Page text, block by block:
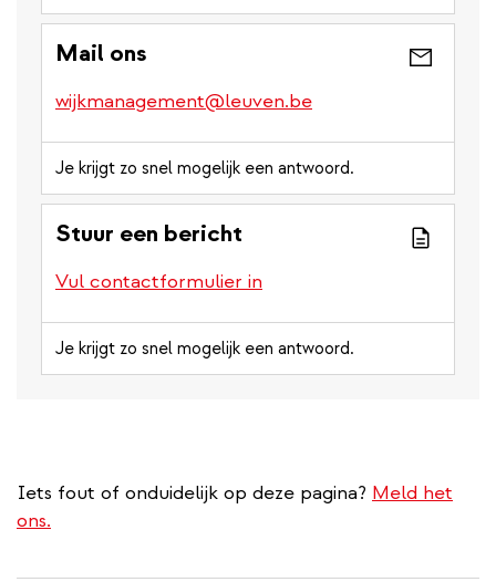
Mail ons
wijkmanagement@leuven.be
Je krijgt zo snel mogelijk een antwoord.
Stuur een bericht
Vul contactformulier in
Je krijgt zo snel mogelijk een antwoord.
Iets fout of onduidelijk op deze pagina? Meld het
ons.